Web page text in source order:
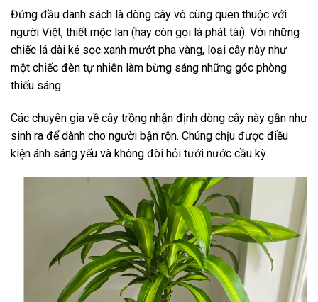
Đứng đầu danh sách là dòng cây vô cùng quen thuộc với
người Việt, thiết mộc lan (hay còn gọi là phát tài). Với những
chiếc lá dài kẻ sọc xanh mướt pha vàng, loại cây này như
một chiếc đèn tự nhiên làm bừng sáng những góc phòng
thiếu sáng.
Các chuyên gia về cây trồng nhận định dòng cây này gần như
sinh ra để dành cho người bận rộn. Chúng chịu được điều
kiện ánh sáng yếu và không đòi hỏi tưới nước cầu kỳ.